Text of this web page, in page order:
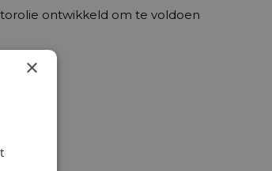
ontwikkeld om te voldoen
×